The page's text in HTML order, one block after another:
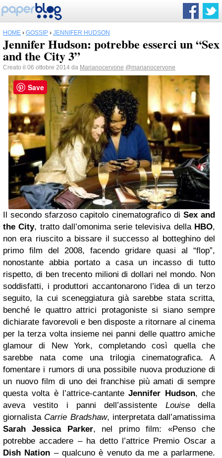
HOME › GOSSIP › JENNIFER HUDSON
Jennifer Hudson: potrebbe esserci un “Sex
and the City 3”
Creato il 06 ottobre 2014 da Marianocervone @marianocervone
Il secondo sfarzoso capitolo cinematografico di Sex and
the City, tratto dall’omonima serie televisiva della HBO,
non era riuscito a bissare il successo al botteghino del
primo film del 2008, facendo gridare quasi al “flop”,
nonostante abbia portato a casa un incasso di tutto
rispetto, di ben trecento milioni di dollari nel mondo. Non
soddisfatti, i produttori accantonarono l’idea di un terzo
seguito, la cui sceneggiatura già sarebbe stata scritta,
benché le quattro attrici protagoniste si siano sempre
dichiarate favorevoli e ben disposte a ritornare al cinema
per la terza volta insieme nei panni delle quattro amiche
glamour di New York, completando così quella che
sarebbe nata come una trilogia cinematografica.
A
fomentare i rumors di una possibile nuova produzione di
un nuovo film di uno dei franchise più amati di sempre
questa volta è l’attrice-cantanteJennifer Hudson, che
aveva vestito i panni dell’assistente Louisedella
giornalista Carrie Bradshaw, interpretata dall’amatissima
Sarah Jessica Parker, nel primo film: «Penso che
potrebbe accadere – ha detto l’attrice Premio Oscar a
Dish Nation – qualcuno è venuto da me a parlarmene.
Save